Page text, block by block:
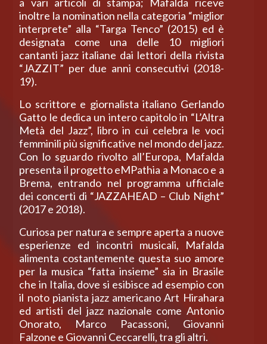
inoltre la nomination nella categoria “miglior
interprete” alla “Targa Tenco” (2015) ed è
designata come una delle 10 migliori
cantanti jazz italiane dai lettori della rivista
“JAZZIT” per due anni consecutivi (2018-
19).
Lo scrittore e giornalista italiano Gerlando
Gatto le dedica un intero capitolo in “L’Altra
Metà del Jazz”, libro in cui celebra le voci
femminili più significative nel mondo del jazz.
Con lo sguardo rivolto all’Europa, Mafalda
presenta il progetto eMPathia a Monaco e a
Brema, entrando nel programma ufficiale
dei concerti di “JAZZAHEAD – Club Night”
(2017 e 2018).
Curiosa per natura e sempre aperta a nuove
esperienze ed incontri musicali, Mafalda
alimenta costantemente questa suo amore
per la musica “fatta insieme” sia in Brasile
che in Italia, dove si esibisce ad esempio con
il noto pianista jazz americano Art Hirahara
ed artisti del jazz nazionale come Antonio
Onorato, Marco Pacassoni, Giovanni
Falzone e Giovanni Ceccarelli, tra gli altri.